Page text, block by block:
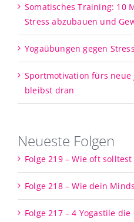
Somatisches Training: 10
Stress abzubauen und
Yogaübungen gegen
Sportmotivation fürs neue
bleibst dran
Neueste Folgen
Folge 219 – Wie oft
Folge 218 – Wie dein
Folge 217 – 4 Yogastile